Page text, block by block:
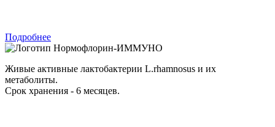
Подробнее
Нормофлорин-ИММУНО
Живые активные лактобактерии L.rhamnosus и их
метаболиты.
Срок хранения - 6 месяцев.